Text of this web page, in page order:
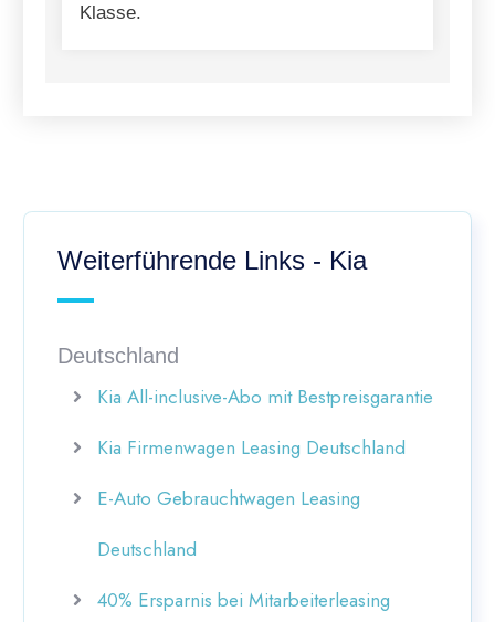
Klasse.
Weiterführende Links - Kia
Deutschland
Kia All-inclusive-Abo mit Bestpreisgarantie
Kia Firmenwagen Leasing Deutschland
E-Auto Gebrauchtwagen Leasing
Deutschland
40% Ersparnis bei Mitarbeiterleasing